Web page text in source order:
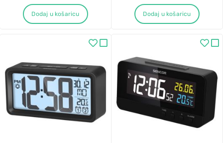
Dodaj u košaricu Dodaj u košaricu